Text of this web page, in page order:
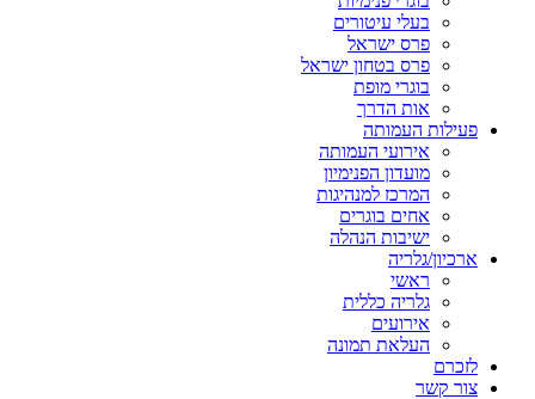
בעלי עיטורים
פרס ישראל
פרס בטחון ישראל
בוגרי מופת
אות הדרך
פעילות העמותה
אירועי העמותה
מועדון הפנימיון
המרכז למנהיגות
אחים בוגרים
ישיבות הנהלה
ארכיון/גלריה
ראשי
גלריה כללית
אירועים
העלאת תמונה
לזכרם
צור קשר